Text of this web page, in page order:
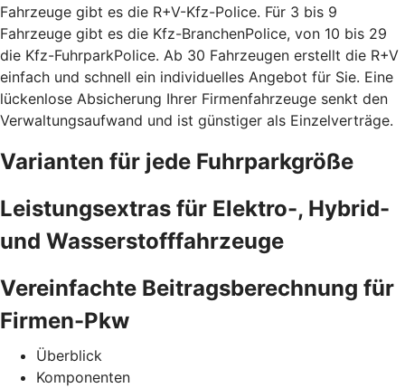
Fahrzeuge gibt es die R+V-Kfz-Police. Für 3 bis 9
Fahrzeuge gibt es die Kfz-BranchenPolice, von 10 bis 29
die Kfz-FuhrparkPolice. Ab 30 Fahrzeugen erstellt die R+V
einfach und schnell ein individuelles Angebot für Sie. Eine
lückenlose Absicherung Ihrer Firmenfahrzeuge senkt den
Verwaltungsaufwand und ist günstiger als Einzelverträge.
Varianten für jede Fuhrparkgröße
Leistungsextras für Elektro-, Hybrid-
und Wasserstofffahrzeuge
Vereinfachte Beitragsberechnung für
Firmen-Pkw
Überblick
Komponenten